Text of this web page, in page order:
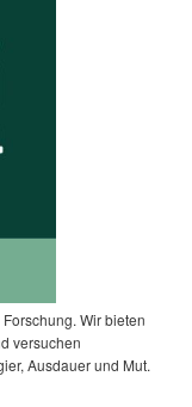
Wir bieten
versuchen
Ausdauer und Mut.